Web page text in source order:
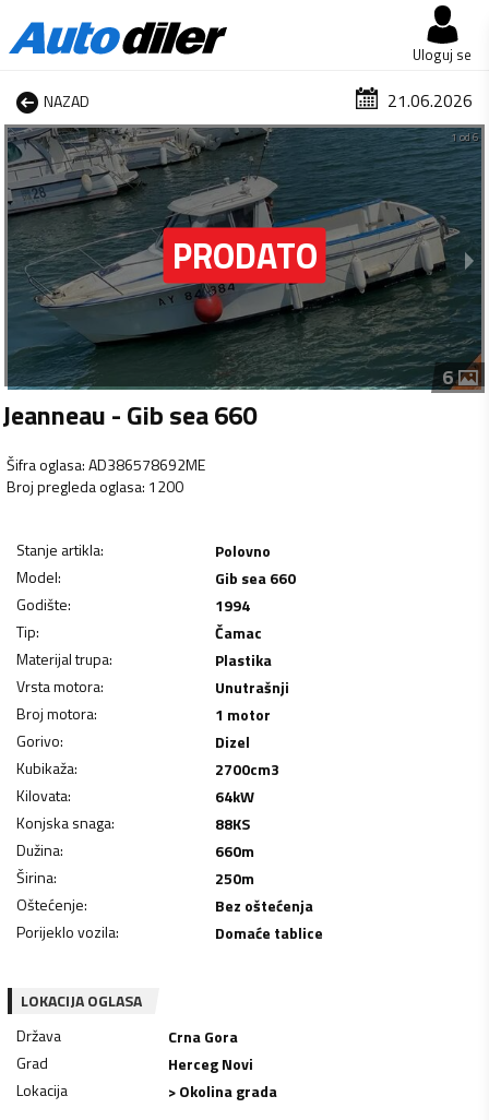
Uloguj se
NAZAD 21.06.2026
1 od 6
6
Jeanneau - Gib sea 660
Šifra oglasa:AD386578692ME
Broj pregleda oglasa: 1200
Stanje artikla:
Polovno
Model:
Gib sea 660
Godište:
1994
Tip:
Čamac
Materijal trupa:
Plastika
Vrsta motora:
Unutrašnji
Broj motora:
1 motor
Gorivo:
Dizel
Kubikaža: 2700cm3
Kilovata: 64kW
Konjska snaga: 88KS
Dužina: 660m
Širina: 250m
Oštećenje:
Bez oštećenja
Porijeklo vozila: Domaće tablice
LOKACIJA OGLASA
Država
Crna Gora
Grad
Herceg Novi
Lokacija
> Okolina grada